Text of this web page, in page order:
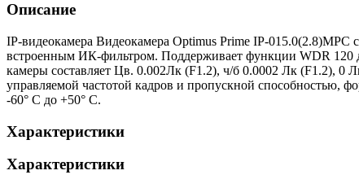
Описание
IP-видеокамера Видеокамера Optimus Prime IP-
встроенным ИК-фильтром. Поддерживает функции WDR 120
камеры составляет Цв. 0.002Лк (F1.2), ч/б 0.0002 Лк (F1.2), 0
управляемой частотой кадров и пропускной способностью,
-60° С до +50° С.
Характеристики
Характеристики